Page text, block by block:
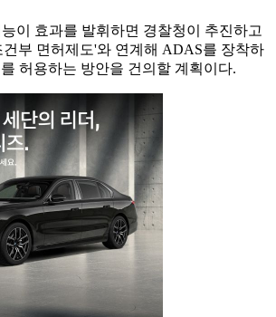
이 효과를 발휘하면 경찰청이 추진하고
부 면허제도'와 연계해 ADAS를 장착하
허용하는 방안을 건의할 계획이다.